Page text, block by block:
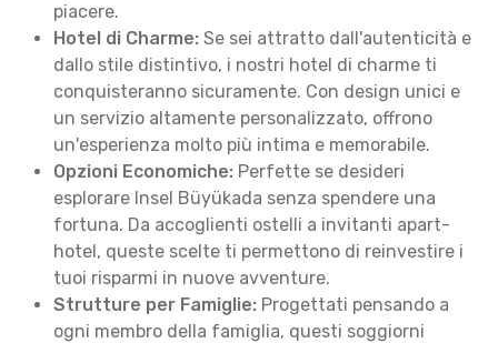
piacere.
Hotel di Charme: Se sei attratto dall'autenticità e
dallo stile distintivo, i nostri hotel di charme ti
conquisteranno sicuramente. Con design unici e
un servizio altamente personalizzato, offrono
un'esperienza molto più intima e memorabile.
Opzioni Economiche: Perfette se desideri
esplorare Insel Büyükada senza spendere una
fortuna. Da accoglienti ostelli a invitanti apart-
hotel, queste scelte ti permettono di reinvestire i
tuoi risparmi in nuove avventure.
Strutture per Famiglie: Progettati pensando a
ogni membro della famiglia, questi soggiorni